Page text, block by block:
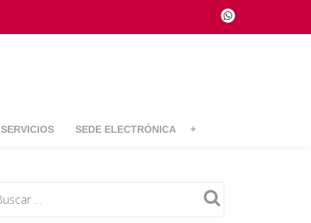
fa-
whatsapp
SERVICIOS SEDE ELECTRÓNICA +